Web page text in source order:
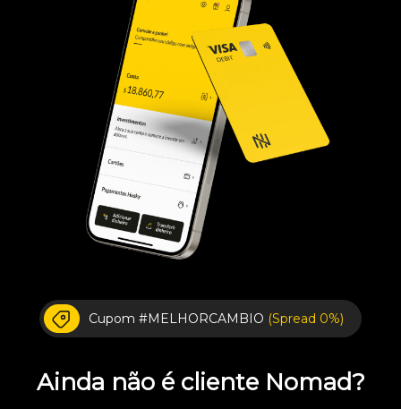
Cupom #MELHORCAMBIO (Spread 0%)
Ainda não é cliente Nomad?